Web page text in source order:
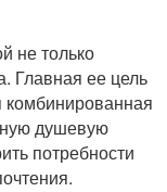
не только
Главная ее цель
комбинированная
душевую
потребности